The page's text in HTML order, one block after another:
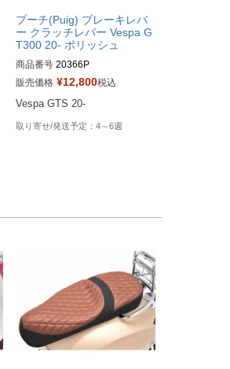
プーチ(Puig) ブレーキレバ
ー クラッチレバー Vespa G
T300 20- ポリッシュ
商品番号 20366P
販売価格 ¥12,800税込
4～6週